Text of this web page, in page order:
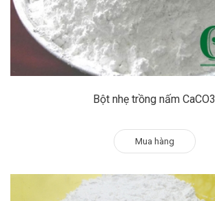
Bột nhẹ trồng nấm CaCO3
Mua hàng